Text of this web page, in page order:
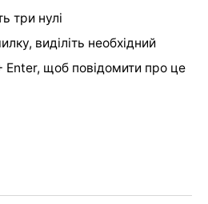
три нулі
виділіть необхідний
Enter, щоб повідомити про це